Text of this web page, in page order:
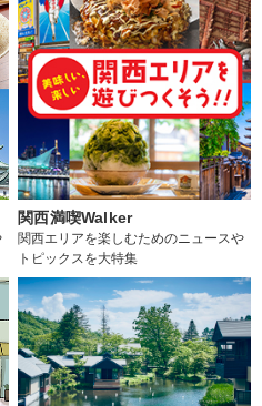
関西満喫Walker
関西エリアを楽しむためのニュースや
トピックスを大特集